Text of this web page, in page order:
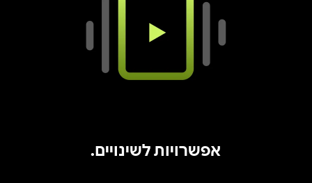
אפשרויות לשינויים.